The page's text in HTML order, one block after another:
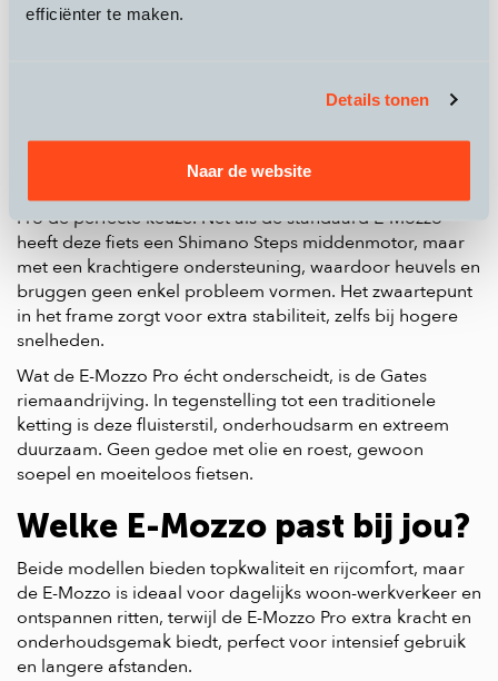
efficiënter te maken.
Details tonen
Naar de website
voor een natuurlijke rijervaring en een stabiel
er strak en modern uit, zonder in te leveren op prestaties.
Cortina E-Mozzo Pro e-bike
Wil je net dat beetje extra? Dan is de Cortina E-Mozzo
Pro de perfecte keuze. Net als de standaard E-Mozzo
heeft deze fiets een Shimano Steps middenmotor, maar
met een krachtigere ondersteuning, waardoor heuvels en
bruggen geen enkel probleem vormen. Het zwaartepunt
in het frame zorgt voor extra stabiliteit, zelfs bij hogere
snelheden.
Wat de E-Mozzo Pro écht onderscheidt, is de Gates
riemaandrijving. In tegenstelling tot een traditionele
ketting is deze fluisterstil, onderhoudsarm en extreem
duurzaam. Geen gedoe met olie en roest, gewoon
soepel en moeiteloos fietsen.
Welke E-Mozzo past bij jou?
Beide modellen bieden topkwaliteit en rijcomfort, maar
de E-Mozzo is ideaal voor dagelijks woon-werkverkeer en
ontspannen ritten, terwijl de E-Mozzo Pro extra kracht en
onderhoudsgemak biedt, perfect voor intensief gebruik
en langere afstanden.